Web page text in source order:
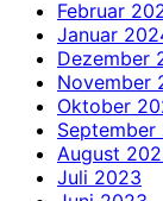
Februar
Januar
Dezember
November
Oktober
September
August
Juli 2023